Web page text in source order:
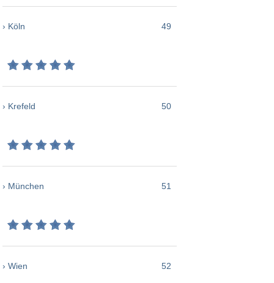
› Köln 49
› Krefeld 50
› München 51
› Wien 52